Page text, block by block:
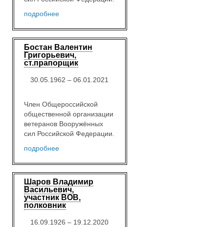
подробнее
Бостан Валентин
Григорьевич,
ст.прапорщик
30.05.1962 – 06.01.2021
Член Общероссийской
общественной организации
ветеранов Вооружённых
сил Российской Федерации.
подробнее
Шаров Владимир
Васильевич,
участник ВОВ,
полковник
16.09.1926 – 19.12.2020